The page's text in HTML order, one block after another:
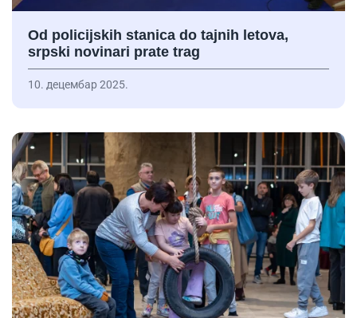
Od policijskih stanica do tajnih letova,
srpski novinari prate trag
10. децембар 2025.